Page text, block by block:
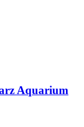
Aquarium